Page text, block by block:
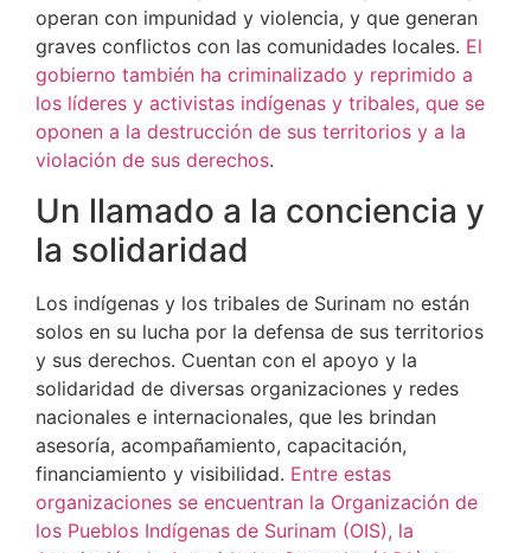
operan con impunidad y violencia, y que generan
graves conflictos con las comunidades locales. El
gobierno también ha criminalizado y reprimido a
los líderes y activistas indígenas y tribales, que se
oponen a la destrucción de sus territorios y a la
violación de sus derechos.
Un llamado a la conciencia y
la solidaridad
Los indígenas y los tribales de Surinam no están
solos en su lucha por la defensa de sus territorios
y sus derechos. Cuentan con el apoyo y la
solidaridad de diversas organizaciones y redes
nacionales e internacionales, que les brindan
asesoría, acompañamiento, capacitación,
financiamiento y visibilidad. Entre estas
organizaciones se encuentran la Organización de
los Pueblos Indígenas de Surinam (OIS), la